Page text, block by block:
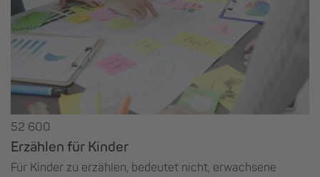
52 600
Erzählen für Kinder
Für Kinder zu erzählen, bedeutet nicht, erwachsene